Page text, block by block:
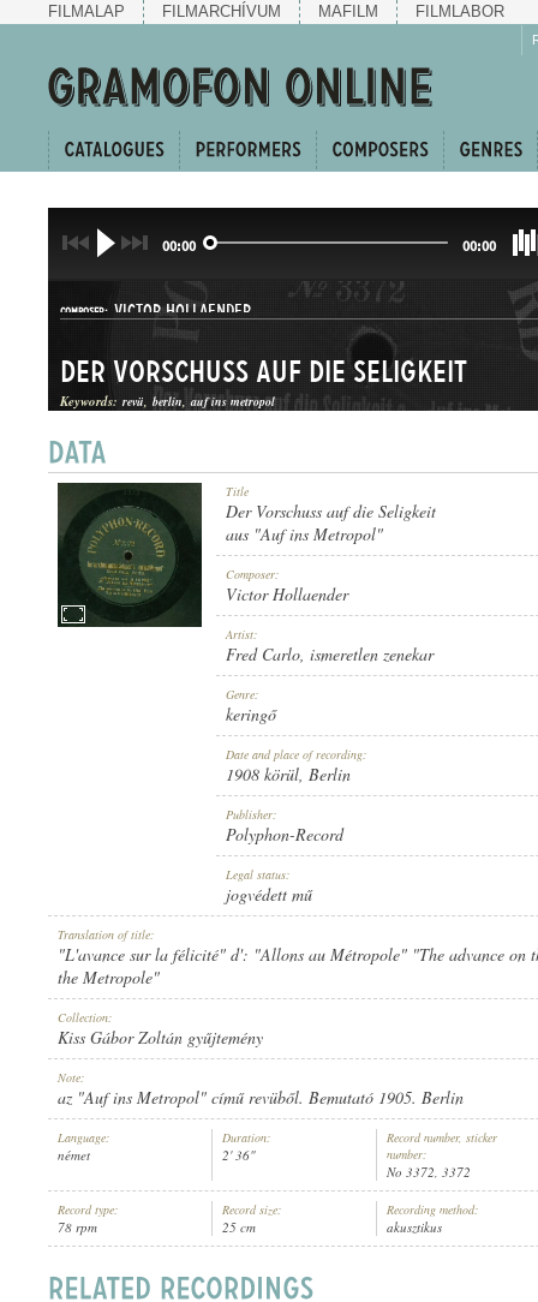
FILMALAP FILMARCHÍVUM MAFILM FILMLABOR
00:00 00:00
ARTIST: FRED CARLO ISMERETLEN ZENEKAR
COMPOSER: VICTOR HOLLAENDER
KERINGŐ
POLYPHON-RECORD
RECORD NUMBER: NO 3372
Der Vorschuss auf die Seligkeit
Keywords: revü berlin auf ins metropol
Title
Der Vorschuss auf die Seligkeit
aus "Auf ins Metropol"
Composer:
Victor Hollaender
Artist:
Fred Carlo, ismeretlen zenekar
Genre:
keringő
Date and place of recording:
1908 körül, Berlin
Publisher:
Polyphon-Record
Legal status:
jogvédett mű
Translation of title:
"L'avance sur la félicité" d': "Allons au Métropole" "The advance on
the Metropole"
Collection:
Kiss Gábor Zoltán gyűjtemény
Note:
az "Auf ins Metropol" című revüből. Bemutató 1905. Berlin
Language:
német
Duration:
2' 36"
Record number, sticker
number:
No 3372, 3372
Record type:
78 rpm
Record size:
25 cm
Recording method:
akusztikus